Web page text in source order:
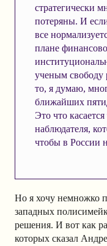
стратегически
потеряны. И
все
плане
ученым свободу
то, я думаю,
ближайших
Это что
наблюдателя,
чтобы в России
Но я хочу немножко
западных
решения. И вот как
которых сказал